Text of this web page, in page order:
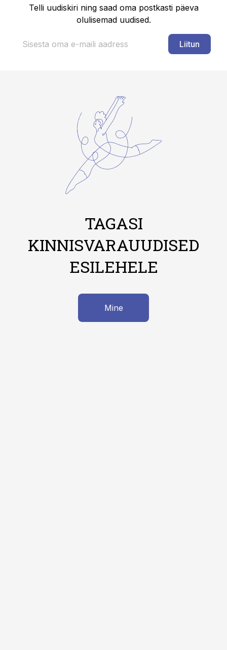
Telli uudiskiri ning saad oma postkasti päeva
olulisemad uudised.
Liitun
TAGASI
KINNISVARAUUDISED
ESILEHELE
Mine